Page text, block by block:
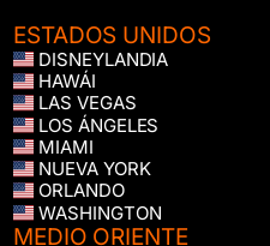
ESTADOS UNIDOS
DISNEYLANDIA
HAWÁI
LAS VEGAS
LOS ÁNGELES
MIAMI
NUEVA YORK
ORLANDO
WASHINGTON
MEDIO ORIENTE